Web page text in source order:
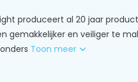
produceert al 20 jaar
gemakkelijker en veiliger te
Toon meer